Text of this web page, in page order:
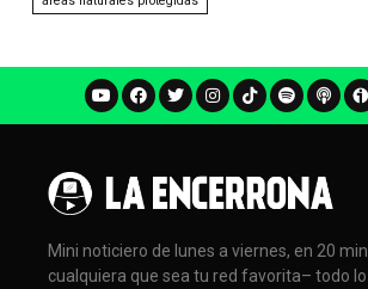
Mini noticiero de lunes a viernes, en 20
cualquiera que sea tu red favorita– todo